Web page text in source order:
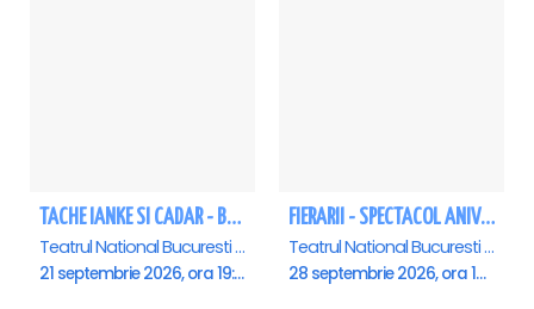
TACHE IANKE SI CADAR - Bucuresti
Teatrul National Bucuresti - Sala Ion Caramitru, Bucuresti
21 septembrie 2026, ora 19:00
FIERARII - SPECTACOL ANIVERSAR GEORGE MIHĂIȚĂ
Teatrul National Bucuresti - Sala Ion Caramitru, Bucuresti
28 septembrie 2026, ora 19:00